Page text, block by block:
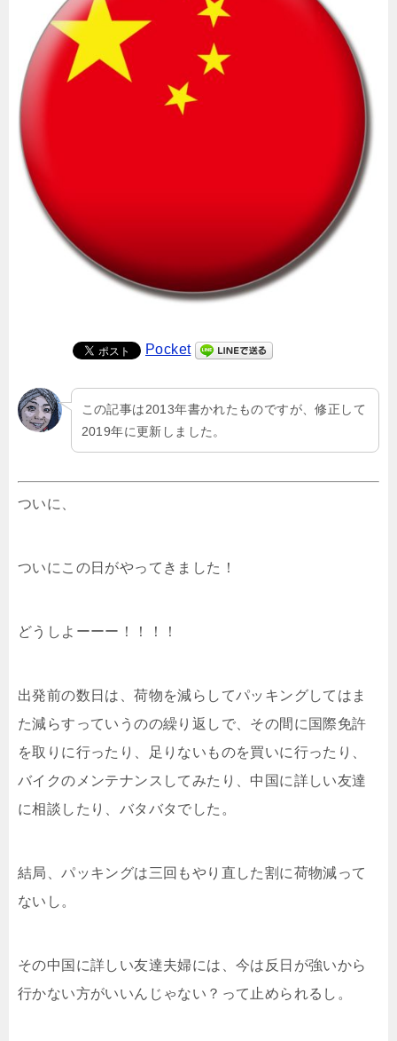
Pocket
この記事は2013年書かれたものですが、修正して
2019年に更新しました。
ついに、
ついにこの日がやってきました！
どうしよーーー！！！！
出発前の数日は、荷物を減らしてパッキングしてはま
た減らすっていうのの繰り返しで、その間に国際免許
を取りに行ったり、足りないものを買いに行ったり、
バイクのメンテナンスしてみたり、中国に詳しい友達
に相談したり、バタバタでした。
結局、パッキングは三回もやり直した割に荷物減って
ないし。
その中国に詳しい友達夫婦には、今は反日が強いから
行かない方がいいんじゃない？って止められるし。